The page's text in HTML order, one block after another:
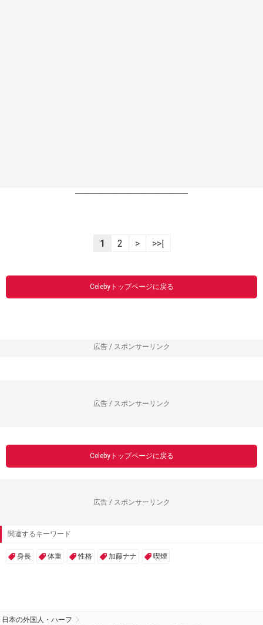
----------------------------------------------------------------
1 2 > >>|
Celebyトップページに戻る
広告 / スポンサーリンク
広告 / スポンサーリンク
Celebyトップページに戻る
広告 / スポンサーリンク
関連するキーワード
身長 体重 性格 加藤ナナ 喫煙
日本の外国人・ハーフ